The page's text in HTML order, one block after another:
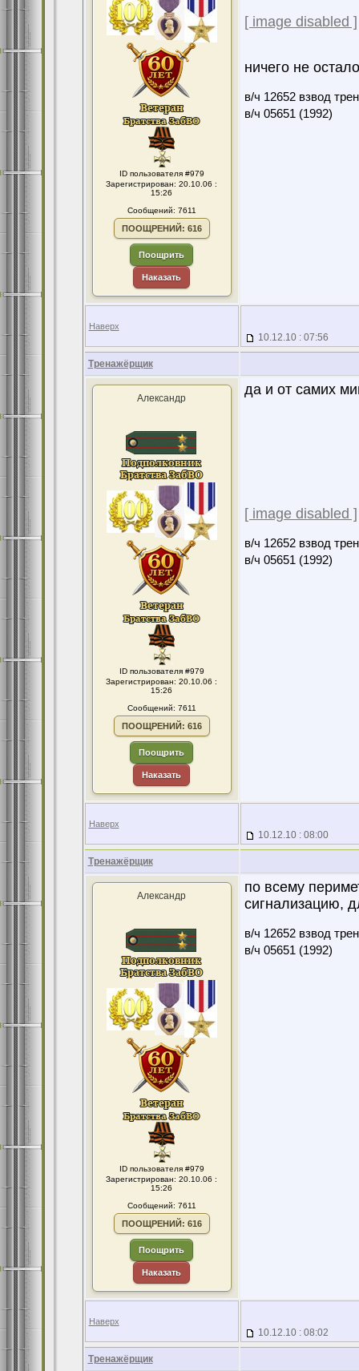
ID пользователя #979
Зарегистрирован: 20.10.06 :
15:26
Сообщений: 7611
ПООЩРЕНИЙ: 616
Поощрить
Наказать
[ image disabled ]
ничего не
в/ч 12652 взвод
в/ч 05651 (1992)
Наверх
10.12.10 : 07:56
Тренажёрщик
Александр
ID пользователя #979
Зарегистрирован: 20.10.06 :
15:26
Сообщений: 7611
ПООЩРЕНИЙ: 616
Поощрить
Наказать
да и от самих
[ image disabled ]
в/ч 12652 взвод
в/ч 05651 (1992)
Наверх
10.12.10 : 08:00
Тренажёрщик
Александр
ID пользователя #979
Зарегистрирован: 20.10.06 :
15:26
Сообщений: 7611
ПООЩРЕНИЙ: 616
Поощрить
Наказать
по всему
сигнализацию,
в/ч 12652 взвод
в/ч 05651 (1992)
Наверх
10.12.10 : 08:02
Тренажёрщик